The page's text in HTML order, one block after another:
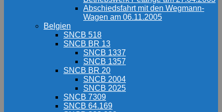
Abschiedsfahrt mit den Wegmann-
Wagen am 06.11.2005
Belgien
SNCB 518
SNCB BR 13
SNCB 1337
SNCB 1357
SNCB BR 20
SNCB 2004
SNCB 2025
SNCB 7309
SNCB 64.169